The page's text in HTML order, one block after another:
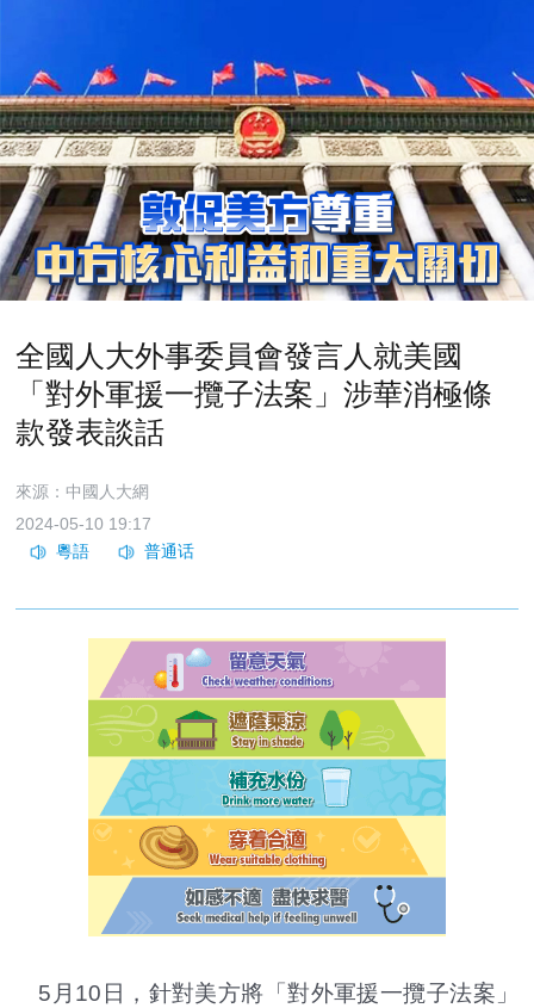
全國人大外事委員會發言人就美國
「對外軍援一攬子法案」涉華消極條
款發表談話
來源：中國人大網
2024-05-10 19:17
5月10日，針對美方將「對外軍援一攬子法案」